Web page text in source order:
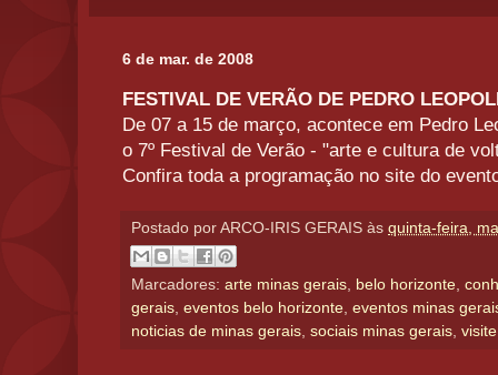
6 de mar. de 2008
FESTIVAL DE VERÃO DE PEDRO
De 07 a 15 de março, acontece em Pedro
o 7º Festival de Verão - "arte e cultura de
Confira toda a programação no site do
Postado por ARCO-IRIS GERAIS às quinta-feira,
Marcadores: arte minas gerais belo horizonte
gerais eventos belo horizonte eventos minas
noticias de minas gerais sociais minas gerais